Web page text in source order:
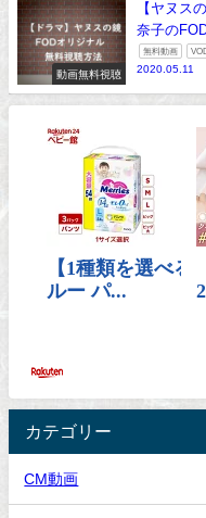
動画無料視聴
【ヤヌス
奈子の
無料動画
2020.05.11
カテゴリー
CM動画